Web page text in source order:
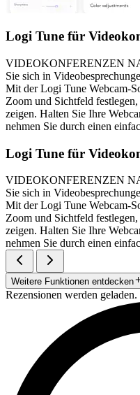
Logi Tune für
VIDEOKONFERENZEN
Sie sich in
Mit der Logi Tune Webcam-
Zoom und Sichtfeld
zeigen. Halten Sie Ihre
nehmen Sie durch einen
Logi Tune für
VIDEOKONFERENZEN
Sie sich in
Mit der Logi Tune Webcam-
Zoom und Sichtfeld
zeigen. Halten Sie Ihre
nehmen Sie durch einen
Weitere Funktionen entdecken
Rezensionen werden geladen.